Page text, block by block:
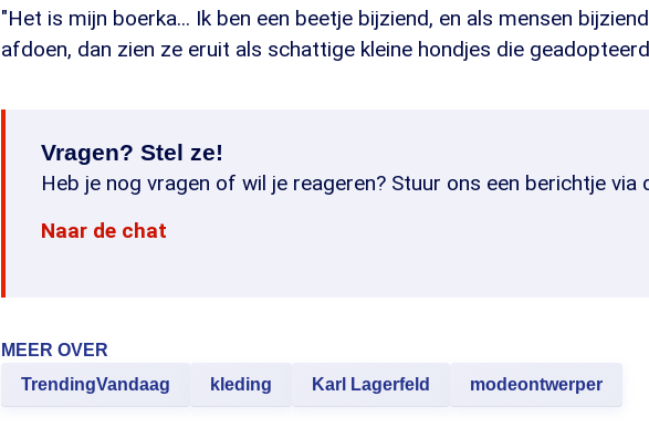
"Het is mijn boerka... Ik ben een beetje bijziend, en als mensen
afdoen, dan zien ze eruit als schattige kleine hondjes die
Vragen? Stel ze!
Heb je nog vragen of wil je reageren? Stuur ons een berichtje via
Naar de chat
MEER OVER
TrendingVandaag
kleding Karl Lagerfeld modeontwerper